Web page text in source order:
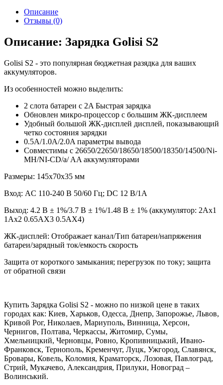
Описание
Отзывы (0)
Описание: Зарядка Golisi S2
Golisi S2 - это популярная бюджетная разядка для ваших
аккумуляторов.
Из особенностей можно выделить:
2 слота батареи с 2A Быстрая зарядка
Обновлен микро-процессор с большим ЖК-дисплеем
Удобный большой ЖК-дисплей дисплей, показывающий
четко состояния зарядки
0.5A/1.0A/2.0A параметры вывода
Совместимы с 26650/22650/18650/18500/18350/14500/Ni-
MH/NI-CD/a/ AA аккумуляторами
Размеры: 145x70x35 мм
Вход: AC 110-240 В 50/60 Гц; DC 12 В/1A
Выход: 4.2 В ± 1%/3.7 В ± 1%/1.48 В ± 1% (аккумулятор: 2Ax1
1Ax2 0.65AX3 0.5AX4)
ЖК-дисплей: Отображает канал/Тип батареи/напряжения
батареи/зарядный ток/емкость скорость
Защита от короткого замыкания; перегрузок по току; защита
от обратной связи
Купить Зарядка Golisi S2 - можно по низкой цене в таких
городах как: Киев, Харьков, Одесса, Днепр, Запорожье, Львов,
Кривой Рог, Николаев, Мариуполь, Винница, Херсон,
Чернигов, Полтава, Черкассы, Житомир, Сумы,
Хмельницкий, Черновцы, Ровно, Кропивницький, Ивано-
Франковск, Тернополь, Кременчуг, Луцк, Ужгород, Славянск,
Бровары, Ковель, Коломия, Краматорск, Лозовая, Павлоград,
Стрий, Мукачево, Александрия, Прилуки, Новоград –
Волинський.